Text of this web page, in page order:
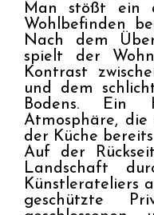
Man stößt ein
Wohlbefinden
Nach dem
spielt der
Kontrast
und dem
Bodens. Ein
Atmosphäre,
der Küche
Auf der
Landschaft
Künstlerateliers
geschützte